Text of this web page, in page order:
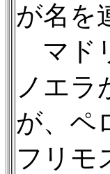
が名を
マド
ノエラ
が、ペ
フリモ